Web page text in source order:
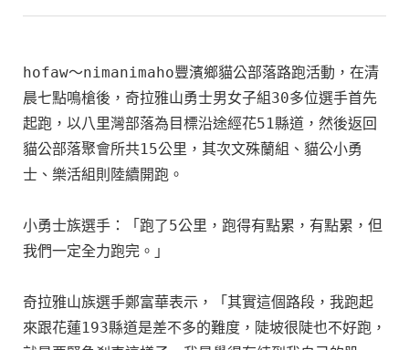
hofaw～nimanimaho豐濱鄉貓公部落路跑活動，在清
晨七點鳴槍後，奇拉雅山勇士男女子組30多位選手首先
起跑，以八里灣部落為目標沿途經花51縣道，然後返回
貓公部落聚會所共15公里，其次文殊蘭組、貓公小勇
士、樂活組則陸續開跑。
小勇士族選手：「跑了5公里，跑得有點累，有點累，但
我們一定全力跑完。」
奇拉雅山族選手鄭富華表示，「其實這個路段，我跑起
來跟花蓮193縣道是差不多的難度，陡坡很陡也不好跑，